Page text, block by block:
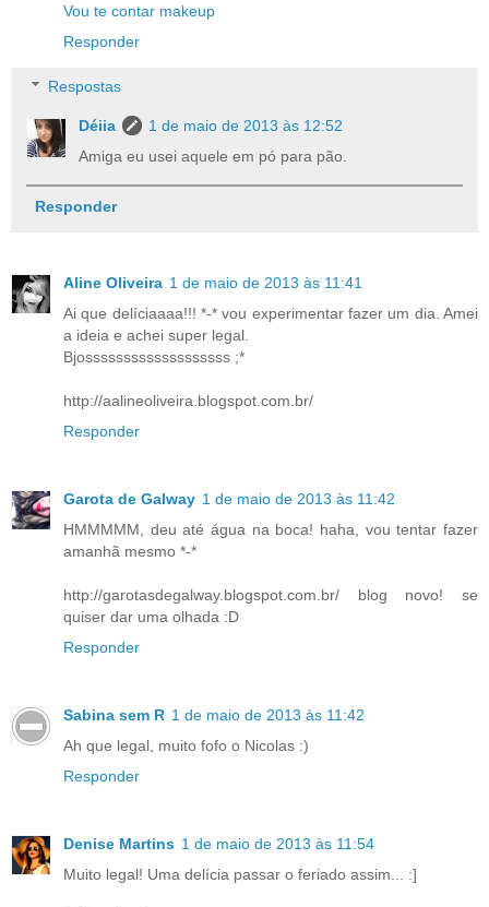
Vou te contar makeup
Responder
Respostas
Déiia
1 de maio de 2013 às 12:52
Amiga eu usei aquele em pó para pão.
Responder
Aline Oliveira 1 de maio de 2013 às 11:41
Ai que delíciaaaa!!! *-* vou experimentar fazer um dia. Amei
a ideia e achei super legal.
Bjosssssssssssssssssss ;*
http://aalineoliveira.blogspot.com.br/
Responder
Garota de Galway 1 de maio de 2013 às 11:42
HMMMMM, deu até água na boca! haha, vou tentar fazer
amanhã mesmo *-*
http://garotasdegalway.blogspot.com.br/ blog novo! se
quiser dar uma olhada :D
Responder
Sabina sem R 1 de maio de 2013 às 11:42
Ah que legal, muito fofo o Nicolas :)
Responder
Denise Martins 1 de maio de 2013 às 11:54
Muito legal! Uma delícia passar o feriado assim... :]